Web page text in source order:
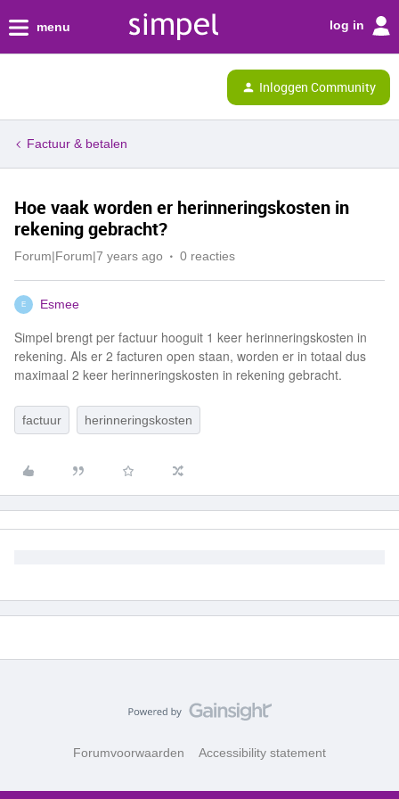
menu log in
Inloggen Community
Factuur & betalen
Hoe vaak worden er herinneringskosten in
rekening gebracht?
Forum|Forum|7 years ago 0 reacties
E Esmee
Simpel brengt per factuur hooguit 1 keer herinneringskosten in
rekening. Als er 2 facturen open staan, worden er in totaal dus
maximaal 2 keer herinneringskosten in rekening gebracht.
factuur herinneringskosten
Forumvoorwaarden Accessibility statement